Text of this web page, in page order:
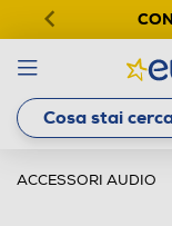
ACCESSORI AUDIO